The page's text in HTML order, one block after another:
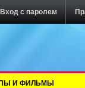
Вход с паролем
И ФИЛЬМЫ